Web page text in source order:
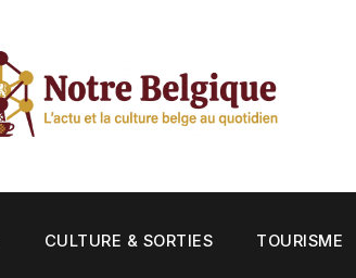
CULTURE & SORTIES TOURISME